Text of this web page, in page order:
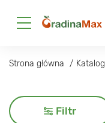
Strona główna Katalog
Filtr